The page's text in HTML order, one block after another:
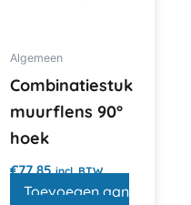
Algemeen
Combinatiestuk
muurflens 90°
hoek
€77,85 incl. BTW
Toevoegen aan